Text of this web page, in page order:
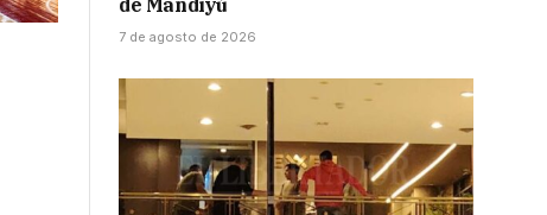
de Mandiyú
7 de agosto de 2026